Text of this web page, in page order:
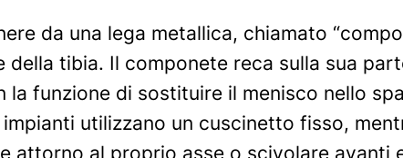
da una lega metallica, chiamato
tibia. Il componete reca sulla sua
la funzione di sostituire il menisco nello
utilizzano un cuscinetto fisso,
attorno al proprio asse o scivolare avanti